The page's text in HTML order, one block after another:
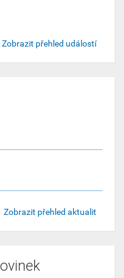
Zobrazit přehled událostí
Zobrazit přehled aktualit